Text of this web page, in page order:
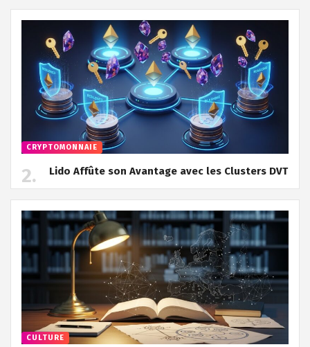
CRYPTOMONNAIE
Lido Affûte son Avantage avec les Clusters DVT
CULTURE